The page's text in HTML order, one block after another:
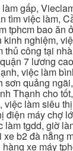
gấp,
việc làm,
bao
nghiệm,
công tại
7 lương
việc làm
quảng
Thạnh cho
làm siêu
máy chợ
tgdd, giờ
b2 đà
xe máy